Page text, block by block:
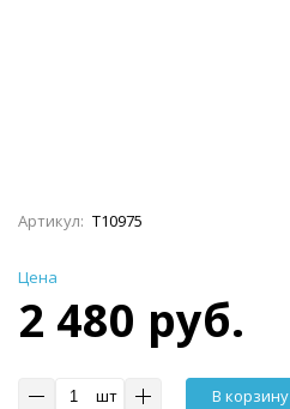
Артикул: Т10975
Цена
2 480 руб.
шт В корзину